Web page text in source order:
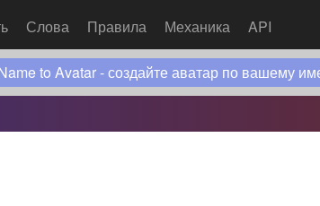
Слова Правила Механика API
to Avatar - создайте аватар по вашему